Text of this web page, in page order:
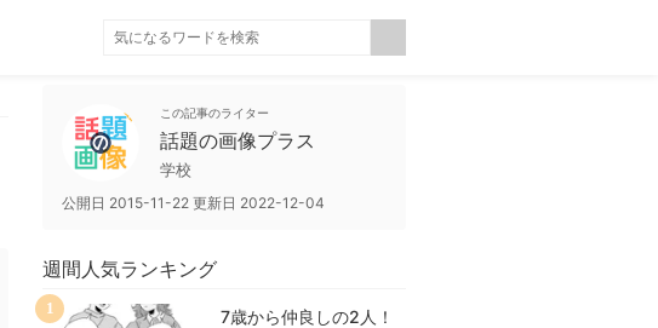
この記事のライター
話題の画像プラス
学校
公開日 2015-11-22 更新日 2022-12-04
週間人気ランキング
7歳から仲良しの2人！
1